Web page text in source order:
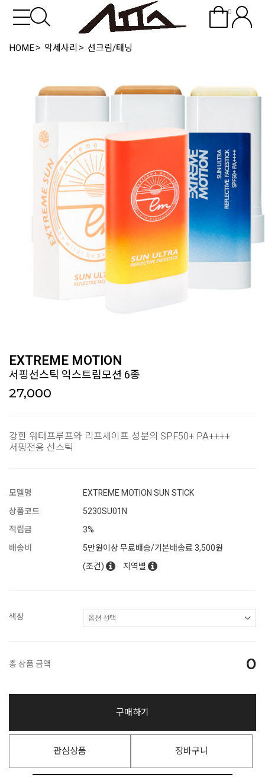
0
HOME 악세사리 선크림/태닝
EXTREME MOTION
서핑선스틱 익스트림모션 6종
27,000
강한 워터프루프와 리프세이프 성분의 SPF50+ PA++++
서핑전용 선스틱
모델명
EXTREME MOTION SUN STICK
상품코드
5230SU01N
적립금
3%
배송비
5만원이상 무료배송/기본배송료 3,500원
(조건)
지역별
색상
총 상품 금액 0
구매하기
관심상품 장바구니